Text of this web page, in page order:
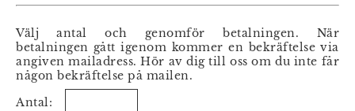
Välj antal och genomför betalningen. När
betalningen gått igenom kommer en bekräftelse via
angiven mailadress. Hör av dig till oss om du inte får
någon bekräftelse på mailen.
Antal: